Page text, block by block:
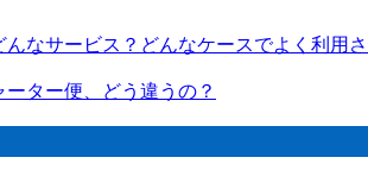
んなサービス？どんなケースでよく利用
ーター便、どう違うの？